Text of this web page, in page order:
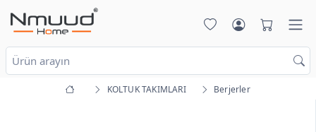
KOLTUK TAKIMLARI Berjerler